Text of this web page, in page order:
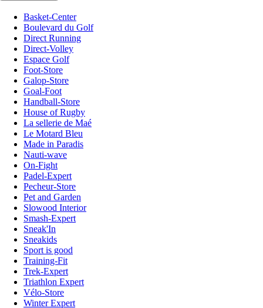
Basket-Center
Boulevard du Golf
Direct Running
Direct-Volley
Espace Golf
Foot-Store
Galop-Store
Goal-Foot
Handball-Store
House of Rugby
La sellerie de Maé
Le Motard Bleu
Made in Paradis
Nauti-wave
On-Fight
Padel-Expert
Pecheur-Store
Pet and Garden
Slowood Interior
Smash-Expert
Sneak'In
Sneakids
Sport is good
Training-Fit
Trek-Expert
Triathlon Expert
Vélo-Store
Winter Expert